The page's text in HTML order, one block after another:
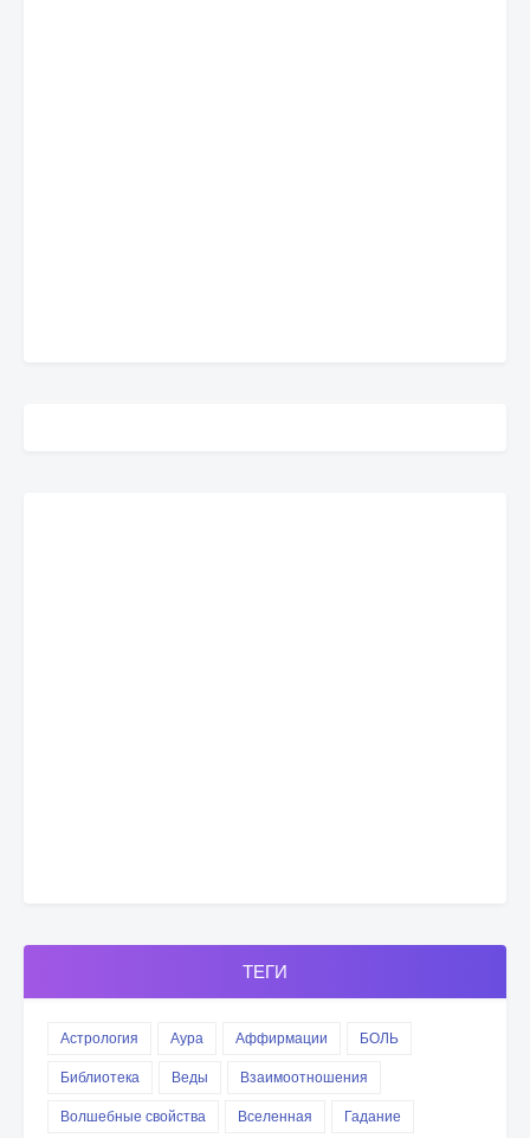
ТЕГИ
Астрология Аура Аффирмации
БОЛЬ
Библиотека
Веды
Взаимоотношения
Волшебные свойства
Вселенная
Гадание